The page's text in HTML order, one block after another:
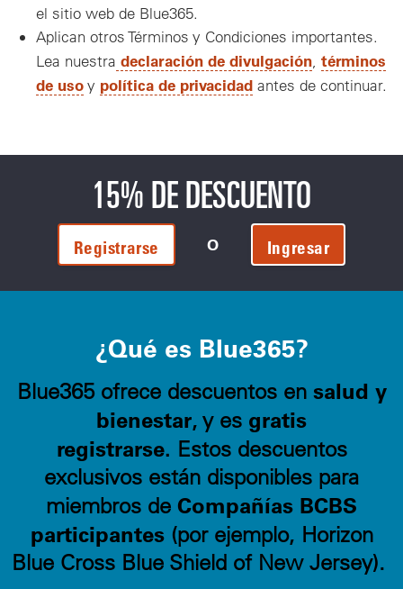
el sitio web de Blue365.
Aplican otros Términos y Condiciones importantes.
Lea nuestra declaración de divulgación términos
de usoy política de privacidad antes de continuar.
15% DE DESCUENTO
Registrarse O Ingresar
¿Qué es Blue365?
Blue365 ofrece descuentos en salud y
bienestar, y es gratis
registrarse. Estos descuentos
exclusivos están disponibles para
miembros de Compañías BCBS
participantes(por ejemplo, Horizon
Blue Cross Blue Shield of New Jersey).